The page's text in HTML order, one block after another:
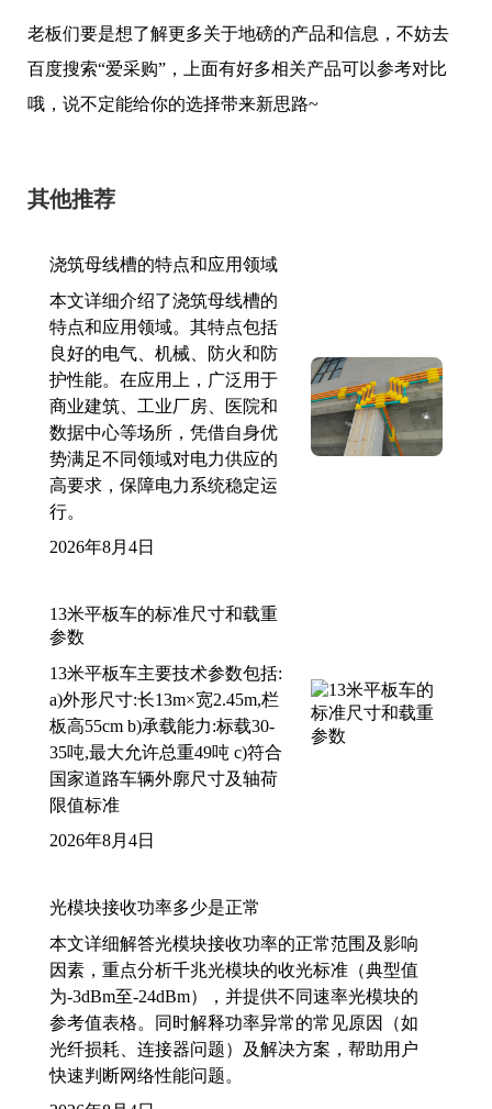
老板们要是想了解更多关于地磅的产品和信息，不妨去
百度搜索“爱采购”，上面有好多相关产品可以参考对比
哦，说不定能给你的选择带来新思路~
其他推荐
浇筑母线槽的特点和应用领域
本文详细介绍了浇筑母线槽的
特点和应用领域。其特点包括
良好的电气、机械、防火和防
护性能。在应用上，广泛用于
商业建筑、工业厂房、医院和
数据中心等场所，凭借自身优
势满足不同领域对电力供应的
高要求，保障电力系统稳定运
行。
2026年8月4日
13米平板车的标准尺寸和载重
参数
13米平板车主要技术参数包括:
a)外形尺寸:长13m×宽2.45m,栏
板高55cm b)承载能力:标载30-
35吨,最大允许总重49吨 c)符合
国家道路车辆外廓尺寸及轴荷
限值标准
2026年8月4日
光模块接收功率多少是正常
本文详细解答光模块接收功率的正常范围及影响
因素，重点分析千兆光模块的收光标准（典型值
为-3dBm至-24dBm），并提供不同速率光模块的
参考值表格。同时解释功率异常的常见原因（如
光纤损耗、连接器问题）及解决方案，帮助用户
快速判断网络性能问题。